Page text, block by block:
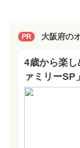
PR 大阪府の
4歳から楽
ァミリーSP」